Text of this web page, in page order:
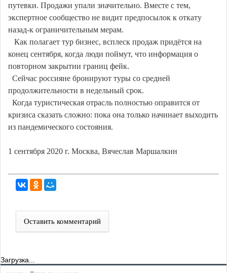
путевки. Продажи упали значительно. Вместе с тем,
экспертное сообщество не видит предпосылок к откату
назад-к ограничительным мерам.
Как полагает тур бизнес, всплеск продаж придётся на
конец сентября, когда люди поймут, что информация о
повторном закрытии границ фейк.
Сейчас россияне бронируют туры со средней
продолжительности в недельный срок.
Когда туристическая отрасль полностью оправится от
кризиса сказать сложно: пока она только начинает выходить
из пандемического состояния.
1 сентября 2020 г. Москва, Вячеслав Маршалкин
Оставить комментарий
Загрузка...